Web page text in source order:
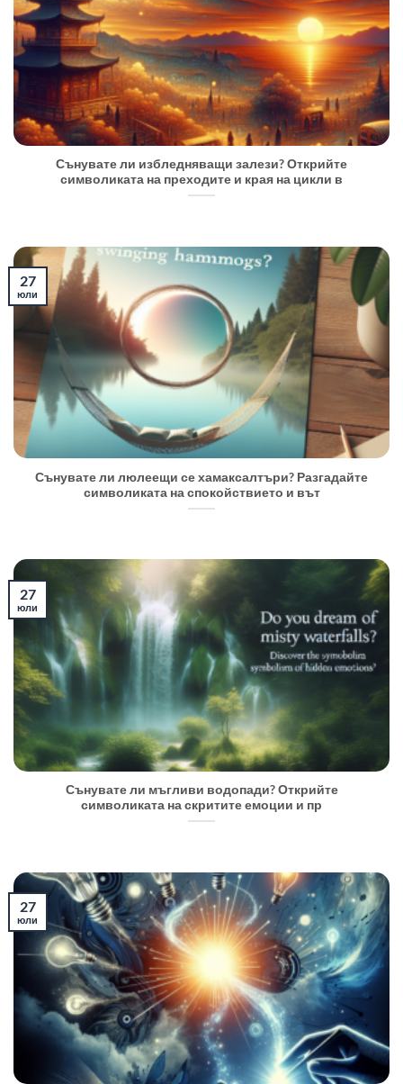
Сънувате ли избледняващи залези? Открийте
символиката на преходите и края на цикли в
Сънувате ли люлеещи се хамаксалтъри? Разгадайте
символиката на спокойствието и вът
27
юли
Сънувате ли мъгливи водопади? Открийте
символиката на скритите емоции и пр
27
юли
27
юли